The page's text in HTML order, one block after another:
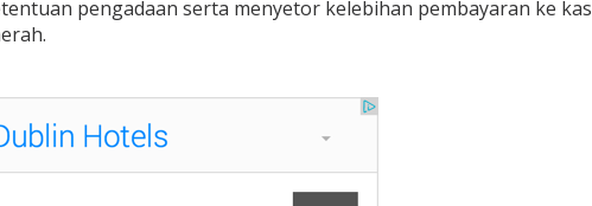
pengadaan serta menyetor kelebihan pembayaran ke kas